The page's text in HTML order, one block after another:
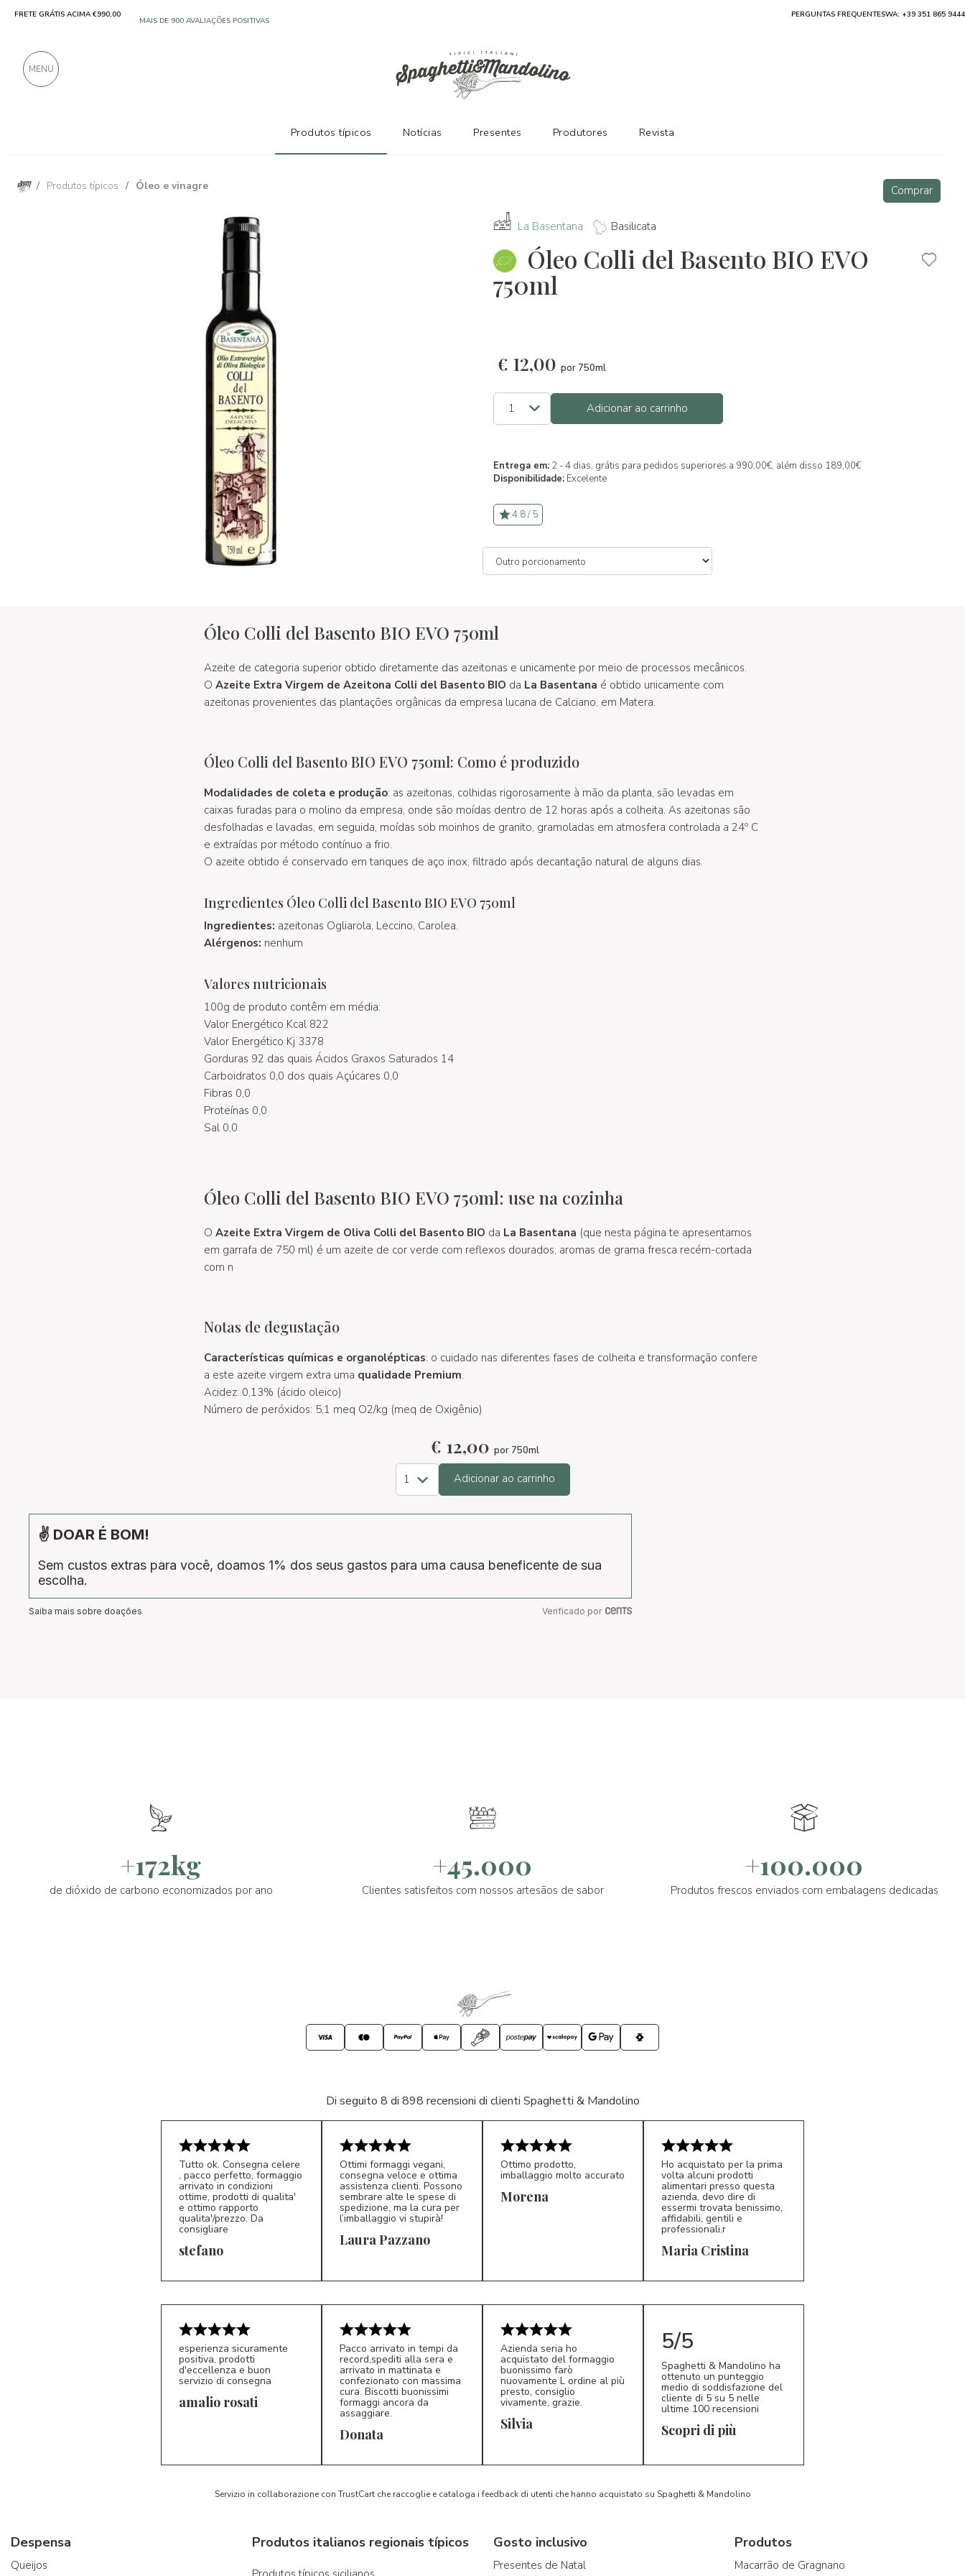
/ Produtos típicos / Óleo e vinagre Comprar
La Basentana Basilicata
Óleo Colli del Basento BIO EVO
750ml
€ 12,00 por 750ml
Adicionar ao carrinho
Entrega em: 2 - 4 dias, grátis para pedidos superiores a 990,00€, além disso 189,00€
Disponibilidade: Excelente
4.8 / 5
Óleo Colli del Basento BIO EVO 750ml
Azeite de categoria superior obtido diretamente das azeitonas e unicamente por meio de processos mecânicos.
O Azeite Extra Virgem de Azeitona Colli del Basento BIO da La Basentana é obtido unicamente com
azeitonas provenientes das plantações orgânicas da empresa lucana de Calciano, em Matera.
Óleo Colli del Basento BIO EVO 750ml: Como é produzido
Modalidades de coleta e produção: as azeitonas, colhidas rigorosamente à mão da planta, são levadas em
caixas furadas para o molino da empresa, onde são moídas dentro de 12 horas após a colheita. As azeitonas são
desfolhadas e lavadas, em seguida, moídas sob moinhos de granito, gramoladas em atmosfera controlada a 24º C
e extraídas por método contínuo a frio.
O azeite obtido é conservado em tanques de aço inox, filtrado após decantação natural de alguns dias.
Ingredientes Óleo Colli del Basento BIO EVO 750ml
Ingredientes: azeitonas Ogliarola, Leccino, Carolea.
Alérgenos: nenhum
Valores nutricionais
100g de produto contêm em média:
Valor Energético Kcal 822
Valor Energético Kj 3378
Gorduras 92 das quais Ácidos Graxos Saturados 14
Carboidratos 0,0 dos quais Açúcares 0,0
Fibras 0,0
Proteínas 0,0
Sal 0,0
Óleo Colli del Basento BIO EVO 750ml: use na cozinha
O Azeite Extra Virgem de Oliva Colli del Basento BIO da La Basentana (que nesta página te apresentamos
em garrafa de 750 ml) é um azeite de cor verde com reflexos dourados, aromas de grama fresca recém-cortada
com n
Notas de degustação
Características químicas e organolépticas: o cuidado nas diferentes fases de colheita e transformação confere
a este azeite virgem extra uma qualidade Premium.
Acidez: 0,13% (ácido oleico)
Número de peróxidos: 5,1 meq O2/kg (meq de Oxigênio)
€ 12,00 por 750ml
Adicionar ao carrinho
✌ DOAR É BOM!
Sem custos extras para você, doamos 1% dos seus gastos para uma causa beneficente de sua
escolha.
Saiba mais sobre doações Verificado por
+172kg
de dióxido de carbono economizados por ano
+45.000
Clientes satisfeitos com nossos artesãos de sabor
+100.000
Produtos frescos enviados com embalagens dedicadas
Di seguito 8 di 898 recensioni di clienti Spaghetti & Mandolino
S*
Tutto ok. Consegna celere
, pacco perfetto, formaggio
arrivato in condizioni
ottime, prodotti di qualita'
e ottimo rapporto
qualita'/prezzo. Da
consigliare
stefano LP 5/5
Ottimi formaggi vegani,
consegna veloce e ottima
assistenza clienti. Possono
sembrare alte le spese di
spedizione, ma la cura per
l’imballaggio vi stupirà!
Laura Pazzano
Ottimo prodotto,
imballaggio molto accurato
Morena
MC 5/5
Ho acquistato per la prima
volta alcuni prodotti
alimentari presso questa
azienda, devo dire di
essermi trovata benissimo,
affidabili, gentili e
professionali.r
Maria Cristina
esperienza sicuramente
positiva, prodotti
d'eccellenza e buon
servizio di consegna
amalio rosati
D*
Pacco arrivato in tempi da
record,spediti alla sera e
arrivato in mattinata e
confezionato con massima
cura. Biscotti buonissimi
formaggi ancora da
assaggiare.
Donata S*
Azienda seria ho
acquistato del formaggio
buonissimo farò
nuovamente L ordine al più
presto, consiglio
vivamente, grazie.
Silvia
5/5
Spaghetti & Mandolino ha
ottenuto un punteggio
medio di soddisfazione del
cliente di 5 su 5 nelle
ultime 100 recensioni
Scopri di più
Servizio in collaborazione con TrustCart che raccoglie e cataloga i feedback di utenti che hanno acquistato su Spaghetti & Mandolino
Despensa
Queijos
Produtos italianos regionais típicos Gosto inclusivo
Presentes de Natal
Produtos
Macarrão de Gragnano
FRETE GRÁTIS ACIMA €990,00 SOMENTE PRODUTOS DE EXCELENTES FABRICANTES PERGUNTAS FREQUENTESWA: +39 351 865 9444
MENU
Produtos típicos Notícias Presentes Produtores Revista